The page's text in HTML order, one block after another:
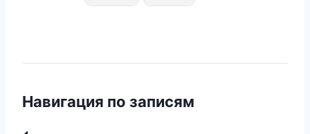
Навигация по записям